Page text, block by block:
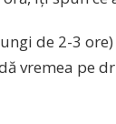
de 2-3
vremea pe